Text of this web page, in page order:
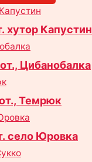
хутор Капустин
Цибанобалка
Темрюк
село Юровка